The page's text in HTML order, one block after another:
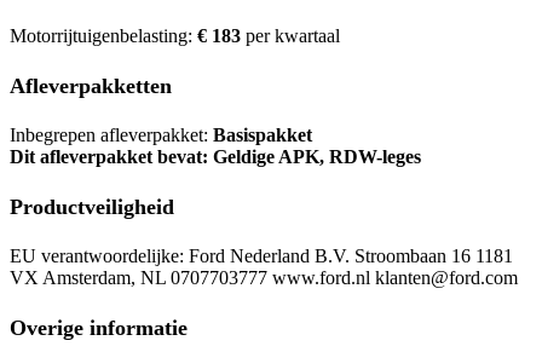
Motorrijtuigenbelasting: € 183 per kwartaal
Afleverpakketten
Inbegrepen afleverpakket: Basispakket
Dit afleverpakket bevat: Geldige APK, RDW-leges
Productveiligheid
EU verantwoordelijke: Ford Nederland B.V. Stroombaan 16 1181
VX Amsterdam, NL 0707703777 www.ford.nl klanten@ford.com
Overige informatie